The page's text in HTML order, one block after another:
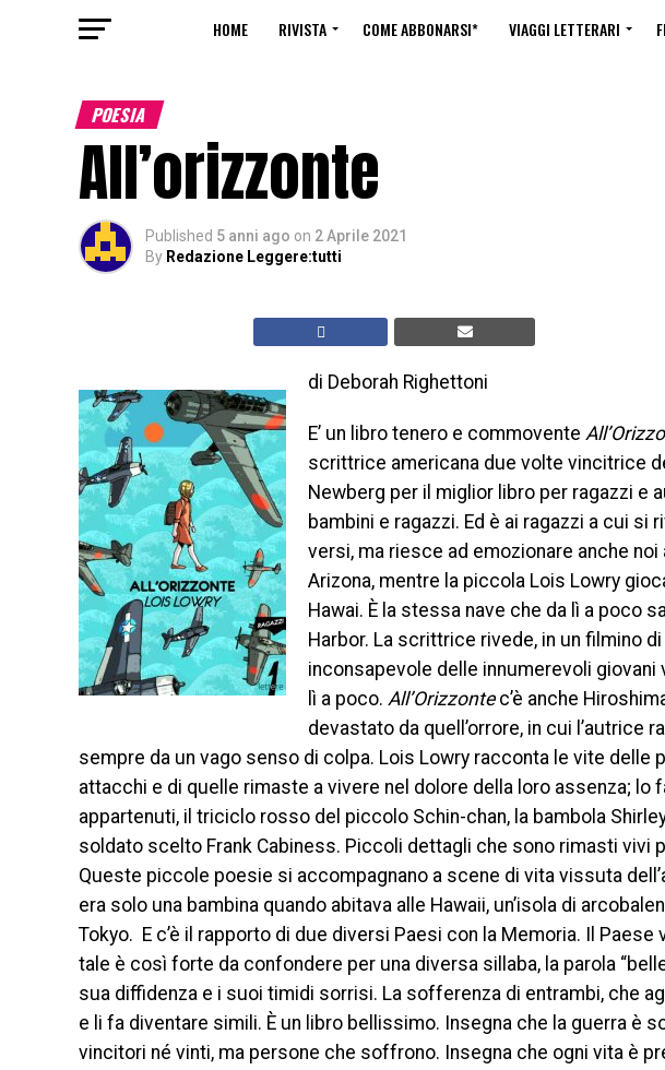
HOME RIVISTA COME ABBONARSI* VIAGGI LETTERARI
POESIA
All’orizzonte
Published 5 anni ago on 2 Aprile 2021
By Redazione Leggere:tutti
di Deborah Righettoni
E’ un libro tenero e commovente
scrittrice americana due volte vincitrice
Newberg per il miglior libro per ragazzi e
bambini e ragazzi. Ed è ai ragazzi a cui
versi, ma riesce ad emozionare anche noi
Arizona, mentre la piccola Lois Lowry
Hawai. È la stessa nave che da lì a poco
Harbor. La scrittrice rivede, in un filmino
inconsapevole delle innumerevoli
lì a poco. All’Orizzontec’è anche
devastato da quell’orrore, in cui l’autrice
sempre da un vago senso di colpa. Lois Lowry racconta le vite delle
attacchi e di quelle rimaste a vivere nel dolore della loro assenza; lo
appartenuti, il triciclo rosso del piccolo Schin-chan, la bambola Shirley
soldato scelto Frank Cabiness. Piccoli dettagli che sono rimasti vivi
Queste piccole poesie si accompagnano a scene di vita vissuta
era solo una bambina quando abitava alle Hawaii, un’isola di
Tokyo. E c’è il rapporto di due diversi Paesi con la Memoria. Il
tale è così forte da confondere per una diversa sillaba, la parola
sua diffidenza e i suoi timidi sorrisi. La sofferenza di entrambi, che
e li fa diventare simili. È un libro bellissimo. Insegna che la guerra è
vincitori né vinti, ma persone che soffrono. Insegna che ogni vita è